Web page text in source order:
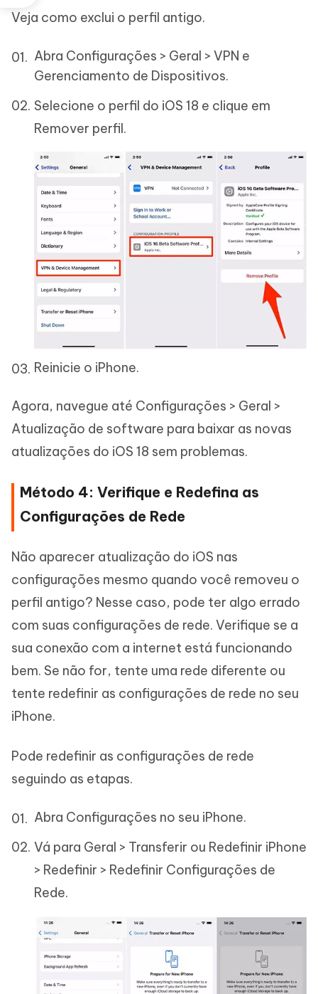
Veja como exclui o perfil antigo.
Abra Configurações > Geral > VPN e
Gerenciamento de Dispositivos.
Selecione o perfil do iOS 18 e clique em
Remover perfil.
Reinicie o iPhone.
Agora, navegue até Configurações > Geral >
Atualização de software para baixar as novas
atualizações do iOS 18 sem problemas.
Método 4: Verifique e Redefina as
Configurações de Rede
Não aparecer atualização do iOS nas
configurações mesmo quando você removeu o
perfil antigo? Nesse caso, pode ter algo errado
com suas configurações de rede. Verifique se a
sua conexão com a internet está funcionando
bem. Se não for, tente uma rede diferente ou
tente redefinir as configurações de rede no seu
iPhone.
Pode redefinir as configurações de rede
seguindo as etapas.
Abra Configurações no seu iPhone.
Vá para Geral > Transferir ou Redefinir iPhone
> Redefinir > Redefinir Configurações de
Rede.